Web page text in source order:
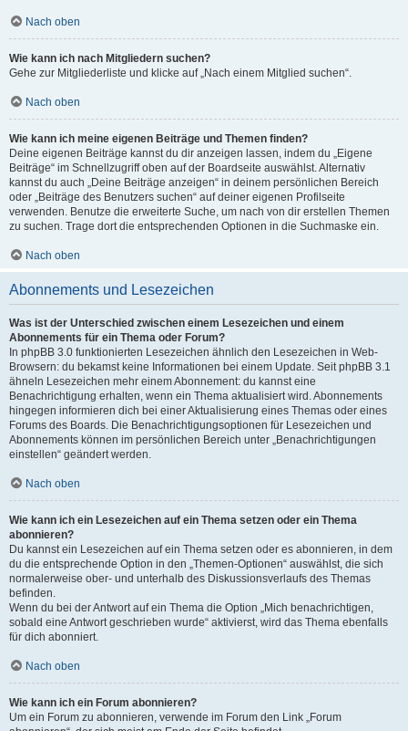
Nach oben
Wie kann ich nach Mitgliedern suchen?
Gehe zur Mitgliederliste und klicke auf „Nach einem Mitglied suchen“.
Nach oben
Wie kann ich meine eigenen Beiträge und Themen finden?
Deine eigenen Beiträge kannst du dir anzeigen lassen, indem du „Eigene
Beiträge“ im Schnellzugriff oben auf der Boardseite auswählst. Alternativ
kannst du auch „Deine Beiträge anzeigen“ in deinem persönlichen Bereich
oder „Beiträge des Benutzers suchen“ auf deiner eigenen Profilseite
verwenden. Benutze die erweiterte Suche, um nach von dir erstellen Themen
zu suchen. Trage dort die entsprechenden Optionen in die Suchmaske ein.
Nach oben
Abonnements und Lesezeichen
Was ist der Unterschied zwischen einem Lesezeichen und einem
Abonnements für ein Thema oder Forum?
In phpBB 3.0 funktionierten Lesezeichen ähnlich den Lesezeichen in Web-
Browsern: du bekamst keine Informationen bei einem Update. Seit phpBB 3.1
ähneln Lesezeichen mehr einem Abonnement: du kannst eine
Benachrichtigung erhalten, wenn ein Thema aktualisiert wird. Abonnements
hingegen informieren dich bei einer Aktualisierung eines Themas oder eines
Forums des Boards. Die Benachrichtigungsoptionen für Lesezeichen und
Abonnements können im persönlichen Bereich unter „Benachrichtigungen
einstellen“ geändert werden.
Nach oben
Wie kann ich ein Lesezeichen auf ein Thema setzen oder ein Thema
abonnieren?
Du kannst ein Lesezeichen auf ein Thema setzen oder es abonnieren, in dem
du die entsprechende Option in den „Themen-Optionen“ auswählst, die sich
normalerweise ober- und unterhalb des Diskussionsverlaufs des Themas
befinden.
Wenn du bei der Antwort auf ein Thema die Option „Mich benachrichtigen,
sobald eine Antwort geschrieben wurde“ aktivierst, wird das Thema ebenfalls
für dich abonniert.
Nach oben
Wie kann ich ein Forum abonnieren?
Um ein Forum zu abonnieren, verwende im Forum den Link „Forum